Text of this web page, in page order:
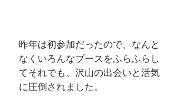
昨年は初参加だったので、なんと
なくいろんなブースをふらふらし
てそれでも、沢山の出会いと活気
に圧倒されました。